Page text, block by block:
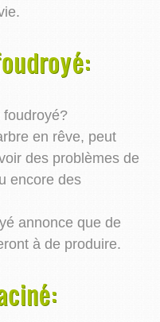
foudroyé?
en rêve, peut
des problèmes de
encore des
annonce que de
à de produire.